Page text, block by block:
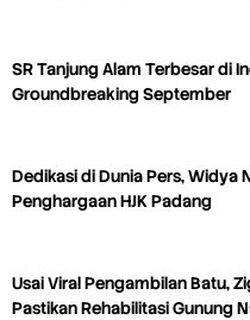
SR Tanjung Alam Terbesar di
Groundbreaking September
Dedikasi di Dunia Pers, Widya
Penghargaan HJK Padang
Usai Viral Pengambilan Batu,
Pastikan Rehabilitasi Gunung